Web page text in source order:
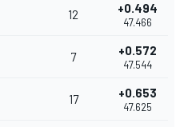
12 +0.494
47.466
7 +0.572
47.544
17 +0.653
47.625